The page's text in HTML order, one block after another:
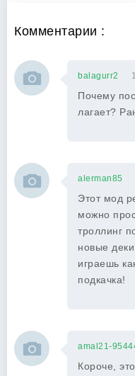
Комментарии :
balagurr2
Почему
лагает?
alerman85
Этот мод
можно
троллинг
новые
играешь
подкачка!
amal21-
Короче,